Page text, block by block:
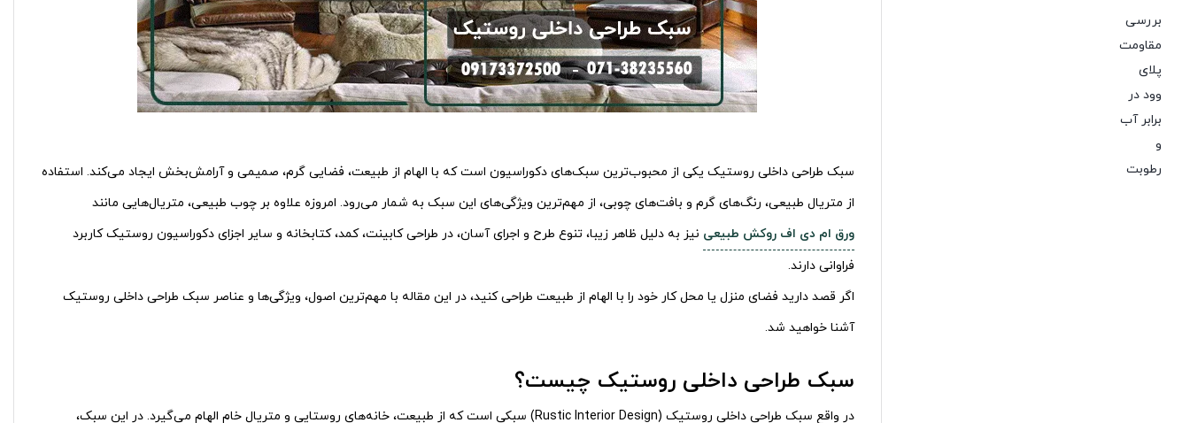
سبک طراحی داخلی روستیک یکی از محبوب‌ترین سبک‌های دکوراسیون است که با الهام از طبیعت، فضایی گرم، صمیمی و آرامش‌بخش ایجاد می‌کند. استفاده
از متریال طبیعی، رنگ‌های گرم و بافت‌های چوبی، از مهم‌ترین ویژگی‌های این سبک به شمار می‌رود. امروزه علاوه بر چوب طبیعی، متریال‌هایی مانند
ورق ام دی اف روکش طبیعی نیز به دلیل ظاهر زیبا، تنوع طرح و اجرای آسان، در طراحی کابینت، کمد، کتابخانه و سایر اجزای دکوراسیون روستیک کاربرد
فراوانی دارند.
اگر قصد دارید فضای منزل یا محل کار خود را با الهام از طبیعت طراحی کنید، در این مقاله با مهم‌ترین اصول، ویژگی‌ها و عناصر سبک طراحی داخلی روستیک
آشنا خواهید شد.
سبک طراحی داخلی روستیک چیست؟
در واقع سبک طراحی داخلی روستیک (Rustic Interior Design) سبکی است که از طبیعت، خانه‌های روستایی و متریال خام الهام می‌گیرد. در این سبک،